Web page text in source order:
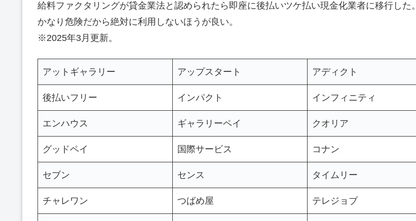
給料ファクタリングが貸金業法と認められたら即座に後払いツケ払い現金化業者に移行した。
かなり危険だから絶対に利用しないほうが良い。
※2025年3月更新。
アットギャラリー アップスタート アディクト
後払いフリー インパクト インフィニティ
エンハウス ギャラリーペイ クオリア
グッドペイ 国際サービス コナン
セブン センス タイムリー
チャレワン つばめ屋 テレジョブ